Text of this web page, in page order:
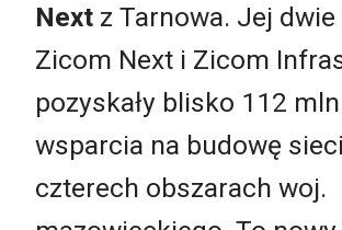
Next z Tarnowa. Jej dwie
Zicom Next i Zicom
pozyskały blisko 112 mln
wsparcia na budowę
czterech obszarach woj.